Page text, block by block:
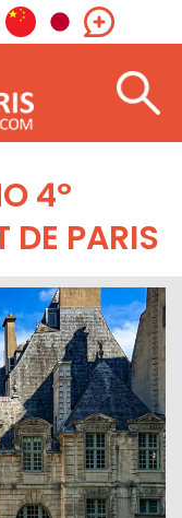
4º
DE PARIS